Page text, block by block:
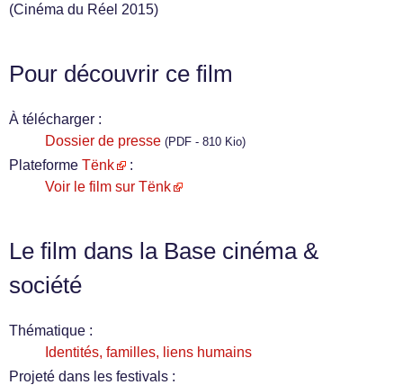
(Cinéma du Réel 2015)
Pour découvrir ce film
À télécharger :
Dossier de presse (PDF - 810 Kio)
Plateforme Tënk
:
Voir le film sur Tënk
Le film dans la Base cinéma &
société
Thématique :
Identités, familles, liens humains
Projeté dans les festivals :